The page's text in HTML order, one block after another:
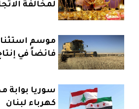
لمخالفة
موسم
فائضاً في
سوريا بوابة
كهرباء لبنان